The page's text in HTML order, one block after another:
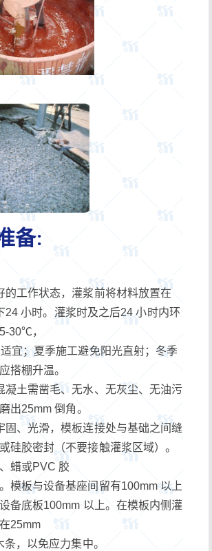
备:
的工作状态，灌浆前将材料放置在
小时。灌浆时及之后24 小时内环
30℃，
宜；夏季施工避免阳光直射；冬季
搭棚升温。
凝土需凿毛、无水、无灰尘、无油污
出25mm 倒角。
固、光滑，模板连接处与基础之间缝
硅胶密封（不要接触灌浆区域）。
蜡或PVC 胶
模板与设备基座间留有100mm 以上
备底板100mm 以上。在模板内侧灌
25mm
条，以免应力集中。